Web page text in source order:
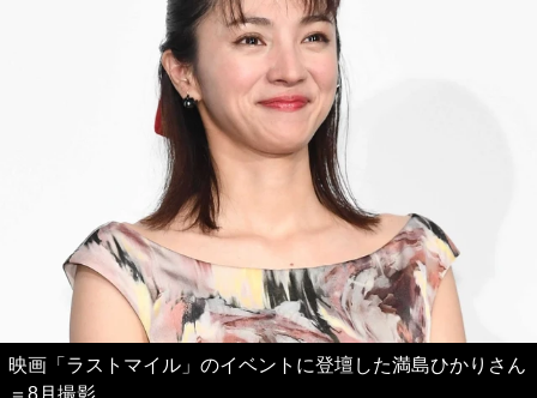
映画「ラストマイル」のイベントに登壇した満島ひかりさん
＝8月撮影